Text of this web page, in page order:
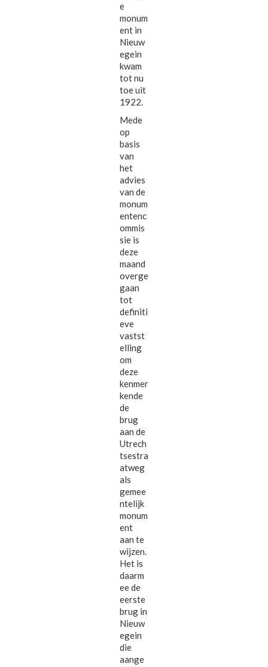
e
monum
ent in
Nieuw
egein
kwam
tot nu
toe uit
1922.
Mede
op
basis
van
het
advies
van de
monum
entenc
ommis
sie is
deze
maand
overge
gaan
tot
definiti
eve
vastst
elling
om
deze
kenmer
kende
de
brug
aan de
Utrech
tsestra
atweg
als
gemee
ntelijk
monum
ent
aan te
wijzen.
Het is
daarm
ee de
eerste
brug in
Nieuw
egein
die
aange